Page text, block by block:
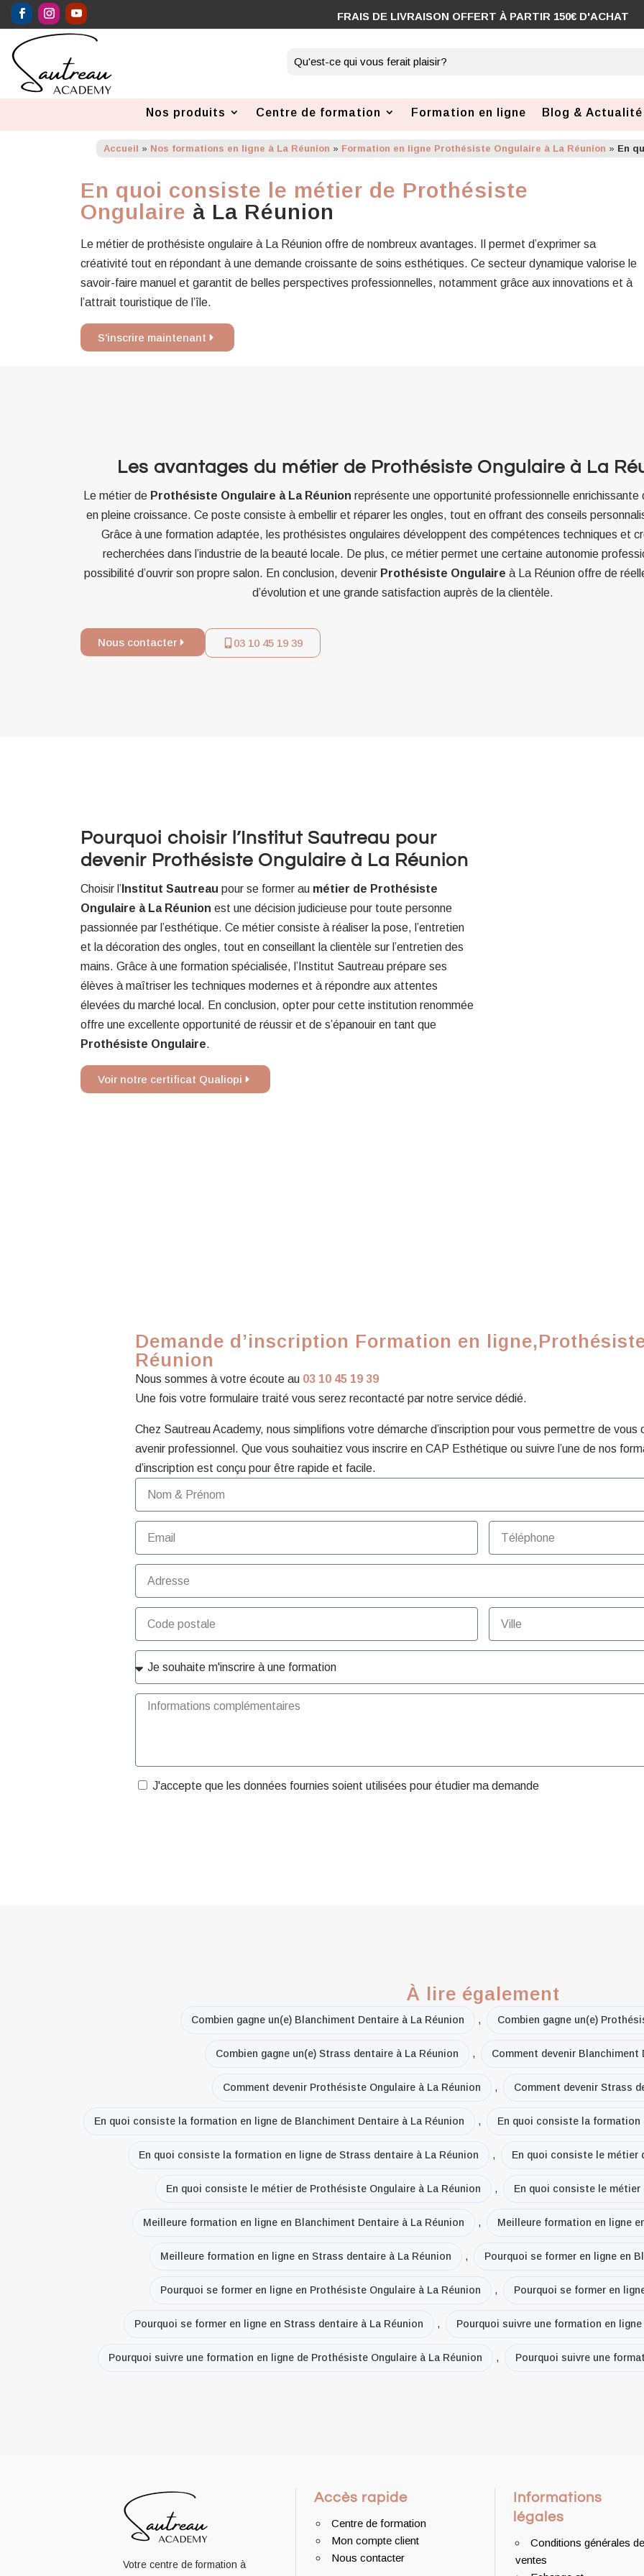
Nos produits Centre de formation Formation en ligne Blog & Actualité
Accueil » Nos formations en ligne à La Réunion » Formation en ligne Prothésiste Ongulaire à La Réunion » En
En quoi consiste le métier de Prothésiste
Ongulaire à La Réunion
Le métier de prothésiste ongulaire à La Réunion offre de nombreux avantages. Il permet d’exprimer sa
créativité tout en répondant à une demande croissante de soins esthétiques. Ce secteur dynamique valorise le
savoir-faire manuel et garantit de belles perspectives professionnelles, notamment grâce aux innovations et à
l’attrait touristique de l’île.
S'inscrire maintenant
Les avantages du métier de Prothésiste Ongulaire à La
Le métier de Prothésiste Ongulaire à La Réunion représente une opportunité professionnelle enrichissante
en pleine croissance. Ce poste consiste à embellir et réparer les ongles, tout en offrant des conseils
Grâce à une formation adaptée, les prothésistes ongulaires développent des compétences techniques et
recherchées dans l’industrie de la beauté locale. De plus, ce métier permet une certaine autonomie
possibilité d’ouvrir son propre salon. En conclusion, devenir Prothésiste Ongulaire à La Réunion offre de
d’évolution et une grande satisfaction auprès de la clientèle.
Nous contacter 03 10 45 19 39
Pourquoi choisir l’Institut Sautreau pour
devenir Prothésiste Ongulaire à La Réunion
Choisir l’ Institut Sautreau pour se former au métier de Prothésiste
Ongulaire à La Réunion est une décision judicieuse pour toute personne
passionnée par l’esthétique. Ce métier consiste à réaliser la pose, l’entretien
et la décoration des ongles, tout en conseillant la clientèle sur l’entretien des
mains. Grâce à une formation spécialisée, l’Institut Sautreau prépare ses
élèves à maîtriser les techniques modernes et à répondre aux attentes
élevées du marché local. En conclusion, opter pour cette institution renommée
offre une excellente opportunité de réussir et de s’épanouir en tant que
Prothésiste Ongulaire.
Voir notre certificat Qualiopi
Demande d’inscription Formation en
Réunion
Nous sommes à votre écoute au 03 10 45 19 39
Une fois votre formulaire traité vous serez recontacté par notre service dédié.
Chez Sautreau Academy, nous simplifions votre démarche d’inscription pour vous permettre de vous
avenir professionnel. Que vous souhaitiez vous inscrire en CAP Esthétique ou suivre l’une de nos
d’inscription est conçu pour être rapide et facile.
J'accepte que les données fournies soient utilisées pour étudier ma demande
À lire également
Combien gagne un(e) Blanchiment Dentaire à La Réunion , Combien gagne un(e)
Combien gagne un(e) Strass dentaire à La Réunion , Comment devenir Blanchiment
Comment devenir Prothésiste Ongulaire à La Réunion , Comment devenir Strass
En quoi consiste la formation en ligne de Blanchiment Dentaire à La Réunion , En quoi consiste la formation
En quoi consiste la formation en ligne de Strass dentaire à La Réunion , En quoi consiste le métier
En quoi consiste le métier de Prothésiste Ongulaire à La Réunion , En quoi consiste le métier
Meilleure formation en ligne en Blanchiment Dentaire à La Réunion , Meilleure formation en ligne
Meilleure formation en ligne en Strass dentaire à La Réunion , Pourquoi se former en ligne en
Pourquoi se former en ligne en Prothésiste Ongulaire à La Réunion , Pourquoi se former en
Pourquoi se former en ligne en Strass dentaire à La Réunion , Pourquoi suivre une formation en
Pourquoi suivre une formation en ligne de Prothésiste Ongulaire à La Réunion , Pourquoi suivre une
Votre centre de formation à
Accès rapide
Centre de formation
Mon compte client
Nous contacter
Informations
légales
Conditions générales de
ventes